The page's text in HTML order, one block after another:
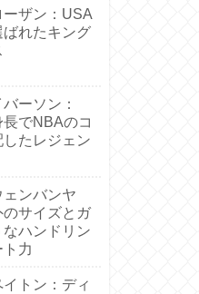
ーザン：USA
れたキング
ーソン：
でNBAのコ
たレジェン
ェンバンヤ
のサイズとガ
ハンドリン
力
トン：ディ